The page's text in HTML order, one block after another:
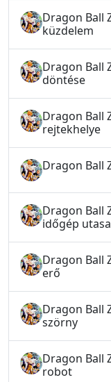
Dragon Ball
küzdelem
Dragon Ball
döntése
Dragon Ball
rejtekhelye
Dragon Ball
Dragon Ball
időgép utasa
Dragon Ball
erő
Dragon Ball
szörny
Dragon Ball
robot